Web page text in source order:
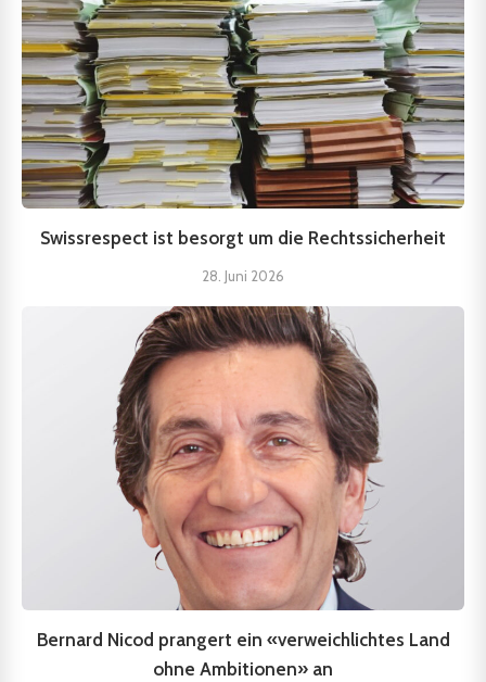
Swissrespect ist besorgt um die Rechtssicherheit
28. Juni 2026
Bernard Nicod prangert ein «verweichlichtes Land
ohne Ambitionen» an